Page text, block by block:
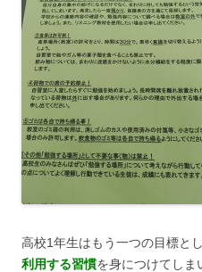
高校1年生はもう一つの目標と
利用する習慣を身につけてしま